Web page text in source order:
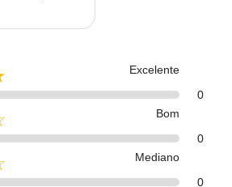
Excelente
0
Bom
0
Mediano
0